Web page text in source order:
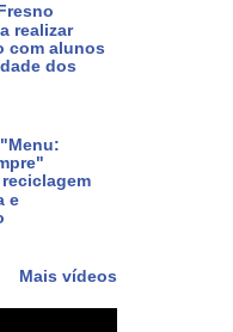
realizar
com alunos
dos
e
Mais vídeos